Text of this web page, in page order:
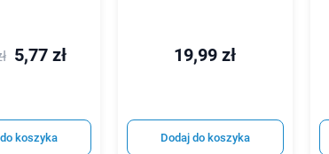
5,77 zł
koszyka
19,99 zł
Dodaj do koszyka